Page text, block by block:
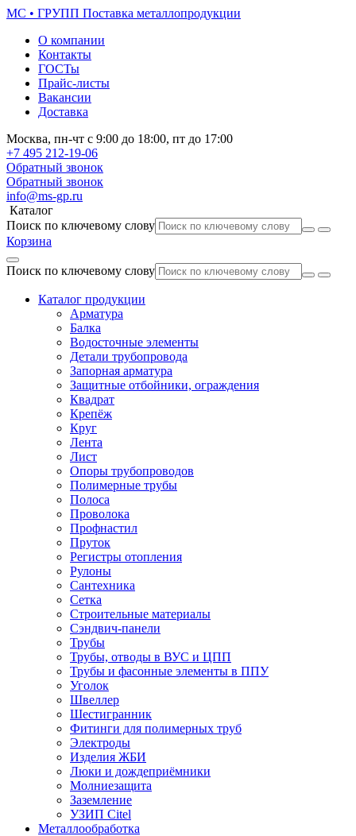
МС • ГРУПП Поставка металлопродукции
О компании
Контакты
ГОСТы
Прайс-листы
Вакансии
Доставка
Москва, пн-чт с 9:00 до 18:00, пт до 17:00
+7 495 212-19-06
Обратный звонок
Обратный звонок
info@ms-gp.ru
Каталог
Поиск по ключевому слову
Корзина
Поиск по ключевому слову
Каталог продукции
Арматура
Балка
Водосточные элементы
Детали трубопровода
Запорная арматура
Защитные отбойники, ограждения
Квадрат
Крепёж
Круг
Лента
Лист
Опоры трубопроводов
Полимерные трубы
Полоса
Проволока
Профнастил
Пруток
Регистры отопления
Рулоны
Сантехника
Сетка
Строительные материалы
Сэндвич-панели
Трубы
Трубы, отводы в ВУС и ЦПП
Трубы и фасонные элементы в ППУ
Уголок
Швеллер
Шестигранник
Фитинги для полимерных труб
Электроды
Изделия ЖБИ
Люки и дождеприёмники
Молниезащита
Заземление
УЗИП Citel
Металлообработка